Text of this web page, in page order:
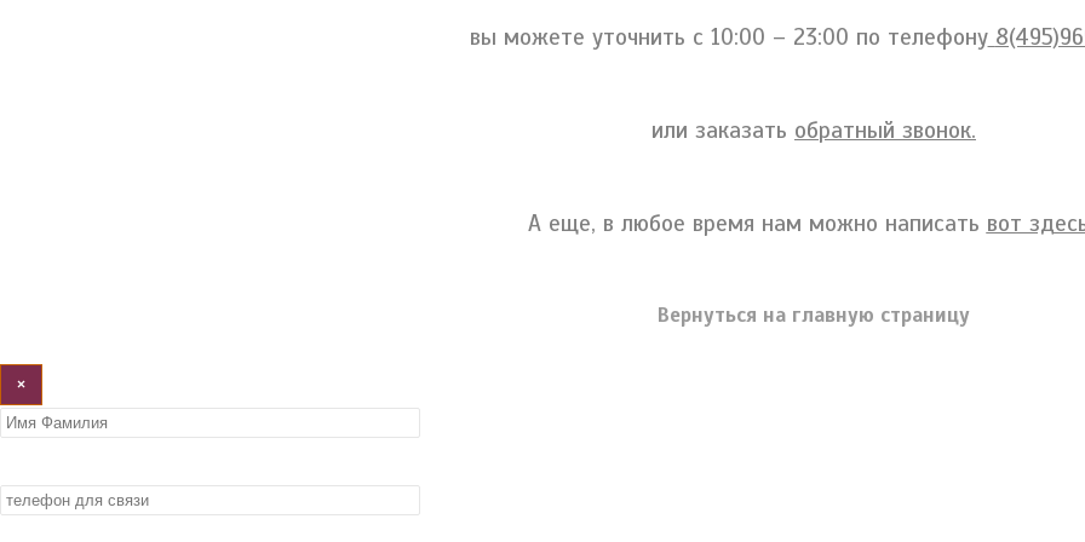
вы можете уточнить c 10:00 – 23:00 по телефону
или заказать обратный звонок.
А еще, в любое время нам можно написать вот
Вернуться на главную страницу
×